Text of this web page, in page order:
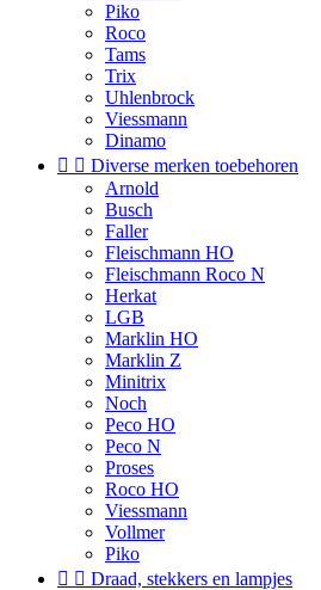
Piko
Roco
Tams
Trix
Uhlenbrock
Viessmann
Dinamo
  Diverse merken toebehoren
Arnold
Busch
Faller
Fleischmann HO
Fleischmann Roco N
Herkat
LGB
Marklin HO
Marklin Z
Minitrix
Noch
Peco HO
Peco N
Proses
Roco HO
Viessmann
Vollmer
Piko
  Draad, stekkers en lampjes